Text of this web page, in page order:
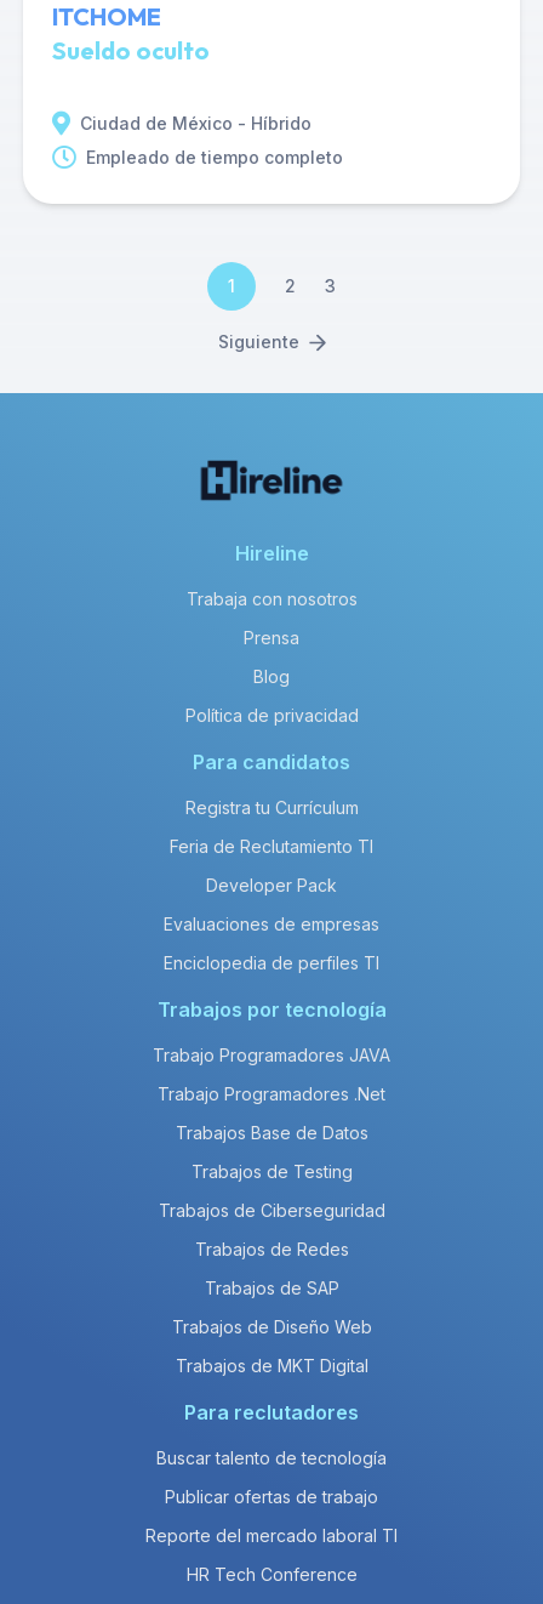
ITCHOME
Sueldo oculto
Ciudad de México - Híbrido
Empleado de tiempo completo
1 2 3
Siguiente
Hireline
Trabaja con nosotros
Prensa
Blog
Política de privacidad
Para candidatos
Registra tu Currículum
Feria de Reclutamiento TI
Developer Pack
Evaluaciones de empresas
Enciclopedia de perfiles TI
Trabajos por tecnología
Trabajo Programadores JAVA
Trabajo Programadores .Net
Trabajos Base de Datos
Trabajos de Testing
Trabajos de Ciberseguridad
Trabajos de Redes
Trabajos de SAP
Trabajos de Diseño Web
Trabajos de MKT Digital
Para reclutadores
Buscar talento de tecnología
Publicar ofertas de trabajo
Reporte del mercado laboral TI
HR Tech Conference